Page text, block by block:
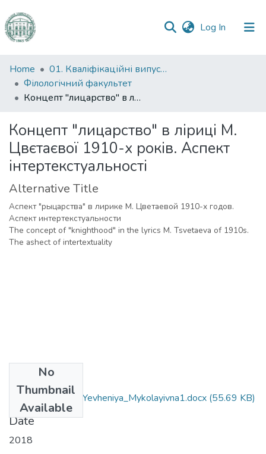
Log In (current)
Communities
&
Collections
Statistics
Home
01. Кваліфікаційні випускні роботи здобувачів вищої освіти
Філологічний факультет
Концепт "лицарство" в ліриці М. Цвєтаєвої 1910-х років. Аспект інтертекстуальності
Концепт "лицарство" в ліриці М.
Цвєтаєвої 1910-х років. Аспект
інтертекстуальності
Alternative Title
Аспект "рыцарства" в лирике М. Цветаевой 1910-х годов.
Аспект интертекстуальности
The concept of "knighthood" in the lyrics M. Tsvetaeva of 1910s.
The ashect of intertextuality
No
Thumbnail
Available
035.03_Mityeva_Yevheniya_Mykolayivna1.docx (55.69 KB)
Date
2018